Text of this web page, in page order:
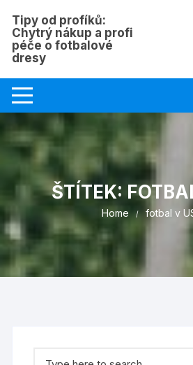
content
Tipy od profíků:
Chytrý nákup a profi
péče o fotbalové
dresy
ŠTÍTEK:
Home fotbal v